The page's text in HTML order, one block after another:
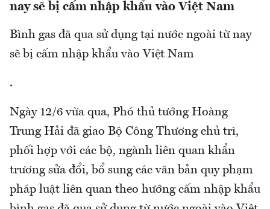
nay sẽ bị cấm nhập khẩu vào Việt Nam
Bình gas đã qua sử dụng tại nước ngoài từ nay
sẽ bị cấm nhập khẩu vào Việt Nam
.
Ngày 12/6 vừa qua, Phó thủ tướng Hoàng
Trung Hải đã giao Bộ Công Thương chủ trì,
phối hợp với các bộ, ngành liên quan khẩn
trương sửa đổi, bổ sung các văn bản quy phạm
pháp luật liên quan theo hướng cấm nhập khẩu